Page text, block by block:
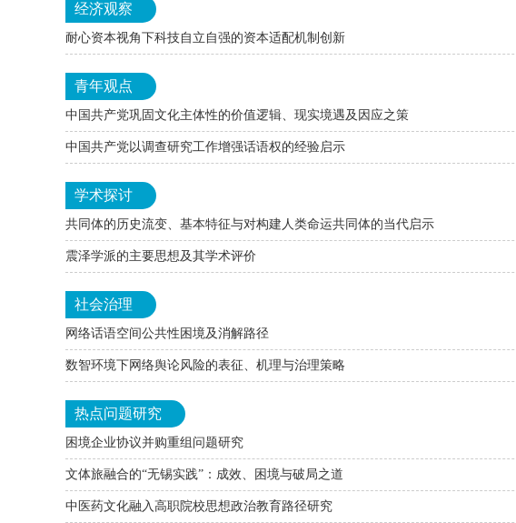
经济观察
耐心资本视角下科技自立自强的资本适配机制创新
青年观点
中国共产党巩固文化主体性的价值逻辑、现实境遇及因应之策
中国共产党以调查研究工作增强话语权的经验启示
学术探讨
共同体的历史流变、基本特征与对构建人类命运共同体的当代启示
震泽学派的主要思想及其学术评价
社会治理
网络话语空间公共性困境及消解路径
数智环境下网络舆论风险的表征、机理与治理策略
热点问题研究
困境企业协议并购重组问题研究
文体旅融合的“无锡实践”：成效、困境与破局之道
中医药文化融入高职院校思想政治教育路径研究